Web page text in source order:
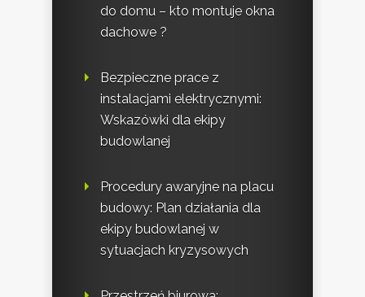
do domu – kto montuje okna
dachowe ?
Bezpieczne prace z
instalacjami elektrycznymi:
Wskazówki dla ekipy
budowlanej
Procedury awaryjne na placu
budowy: Plan działania dla
ekipy budowlanej w
sytuacjach kryzysowych